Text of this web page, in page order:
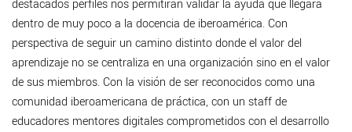
destacados perfiles nos permitirán validar la ayuda que llegará
dentro de muy poco a la docencia de iberoamérica. Con
perspectiva de seguir un camino distinto donde el valor del
aprendizaje no se centraliza en una organización sino en el valor
de sus miembros. Con la visión de ser reconocidos como una
comunidad iberoamericana de práctica, con un staff de
educadores mentores digitales comprometidos con el desarrollo